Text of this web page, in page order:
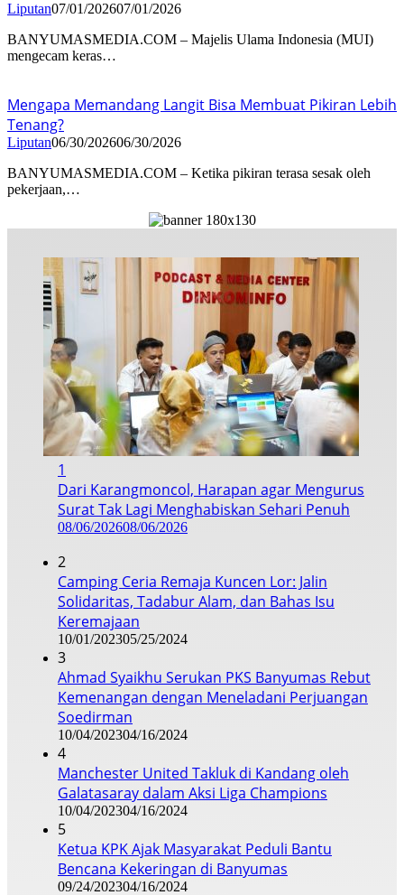
Liputan07/01/202607/01/2026
BANYUMASMEDIA.COM – Majelis Ulama Indonesia (MUI)
mengecam keras…
Mengapa Memandang Langit Bisa Membuat Pikiran Lebih
Tenang?
Liputan06/30/202606/30/2026
BANYUMASMEDIA.COM – Ketika pikiran terasa sesak oleh
pekerjaan,…
1
Dari Karangmoncol, Harapan agar Mengurus
Surat Tak Lagi Menghabiskan Sehari Penuh
08/06/202608/06/2026
2
Camping Ceria Remaja Kuncen Lor: Jalin
Solidaritas, Tadabur Alam, dan Bahas Isu
Keremajaan
10/01/202305/25/2024
3
Ahmad Syaikhu Serukan PKS Banyumas Rebut
Kemenangan dengan Meneladani Perjuangan
Soedirman
10/04/202304/16/2024
4
Manchester United Takluk di Kandang oleh
Galatasaray dalam Aksi Liga Champions
10/04/202304/16/2024
5
Ketua KPK Ajak Masyarakat Peduli Bantu
Bencana Kekeringan di Banyumas
09/24/202304/16/2024